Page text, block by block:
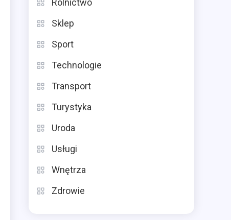
Rolnictwo
Sklep
Sport
Technologie
Transport
Turystyka
Uroda
Usługi
Wnętrza
Zdrowie